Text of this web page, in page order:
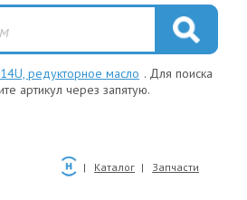
редукторное масло . Для поиска
артикул через запятую.
Каталог Запчасти